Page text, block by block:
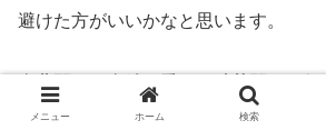
避けた方がいいかなと思います。
台北駅から台鉄に乗って瑞芳駅まで行
えて十分駅まで行きます。
メニュー ホーム 検索